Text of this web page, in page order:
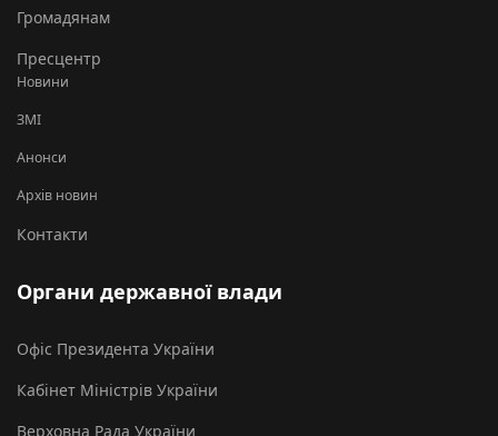
Громадянам
Пресцентр
Новини
ЗМІ
Анонси
Архів новин
Контакти
Органи державної влади
Офіс Президента України
Кабінет Міністрів України
Верховна Рада України